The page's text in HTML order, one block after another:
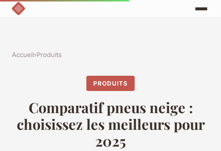
Accueil›Produits
PRODUITS
Comparatif pneus neige :
choisissez les meilleurs pour
2025